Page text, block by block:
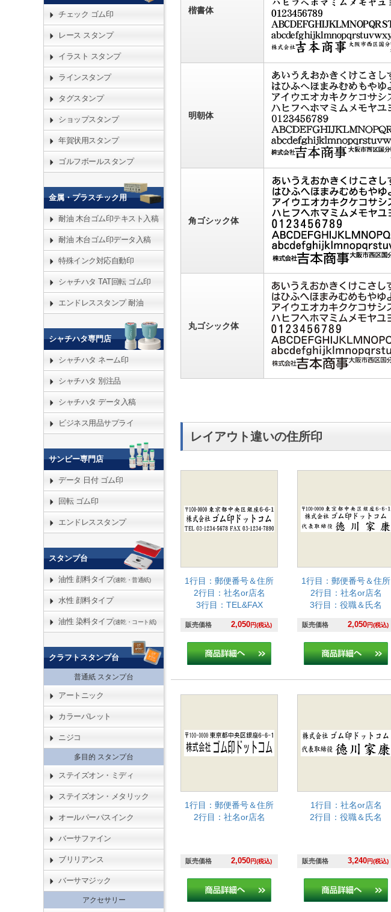
楷書体
明朝体
角ゴシック体
丸ゴシック体
レイアウト違いの住所印
1行目：郵便番号＆住所
2行目：社名or店名
3行目：TEL&FAX
販売価格 2,050円(税込)
1行目：郵便番号＆住所
2行目：社名or店名
3行目：役職＆氏名
販売価格 2,050円(税込)
1行目：郵便番号＆住所
2行目：社名or店名
販売価格 2,050円(税込)
1行目：社名or店名
2行目：役職＆氏名
販売価格 3,240円(税込)
チェック ゴム印
レース スタンプ
イラスト スタンプ
ラインスタンプ
タグスタンプ
ショップスタンプ
年賀状用スタンプ
ゴルフボールスタンプ
金属・プラスチック用
耐油 木台ゴム印テキスト入稿
耐油 木台ゴム印データ入稿
特殊インク対応自動印
シャチハタ TAT回転 ゴム印
エンドレススタンプ 耐油
シャチハタ専門店
シャチハタ ネーム印
シャチハタ 別注品
シャチハタ データ入稿
ビジネス用品サプライ
サンビー専門店
データ 日付 ゴム印
回転 ゴム印
エンドレススタンプ
スタンプ台
油性 顔料タイプ(速乾・普通紙)
水性 顔料タイプ
油性 染料タイプ(速乾・コート紙)
クラフトスタンプ台
普通紙 スタンプ台
アートニック
カラーパレット
ニジコ
多目的 スタンプ台
ステイズオン・ミディ
ステイズオン・メタリック
オールパーパスインク
バーサファイン
ブリリアンス
バーサマジック
アクセサリー